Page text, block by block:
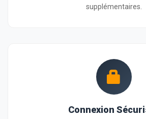
supplémentaires.
Connexion